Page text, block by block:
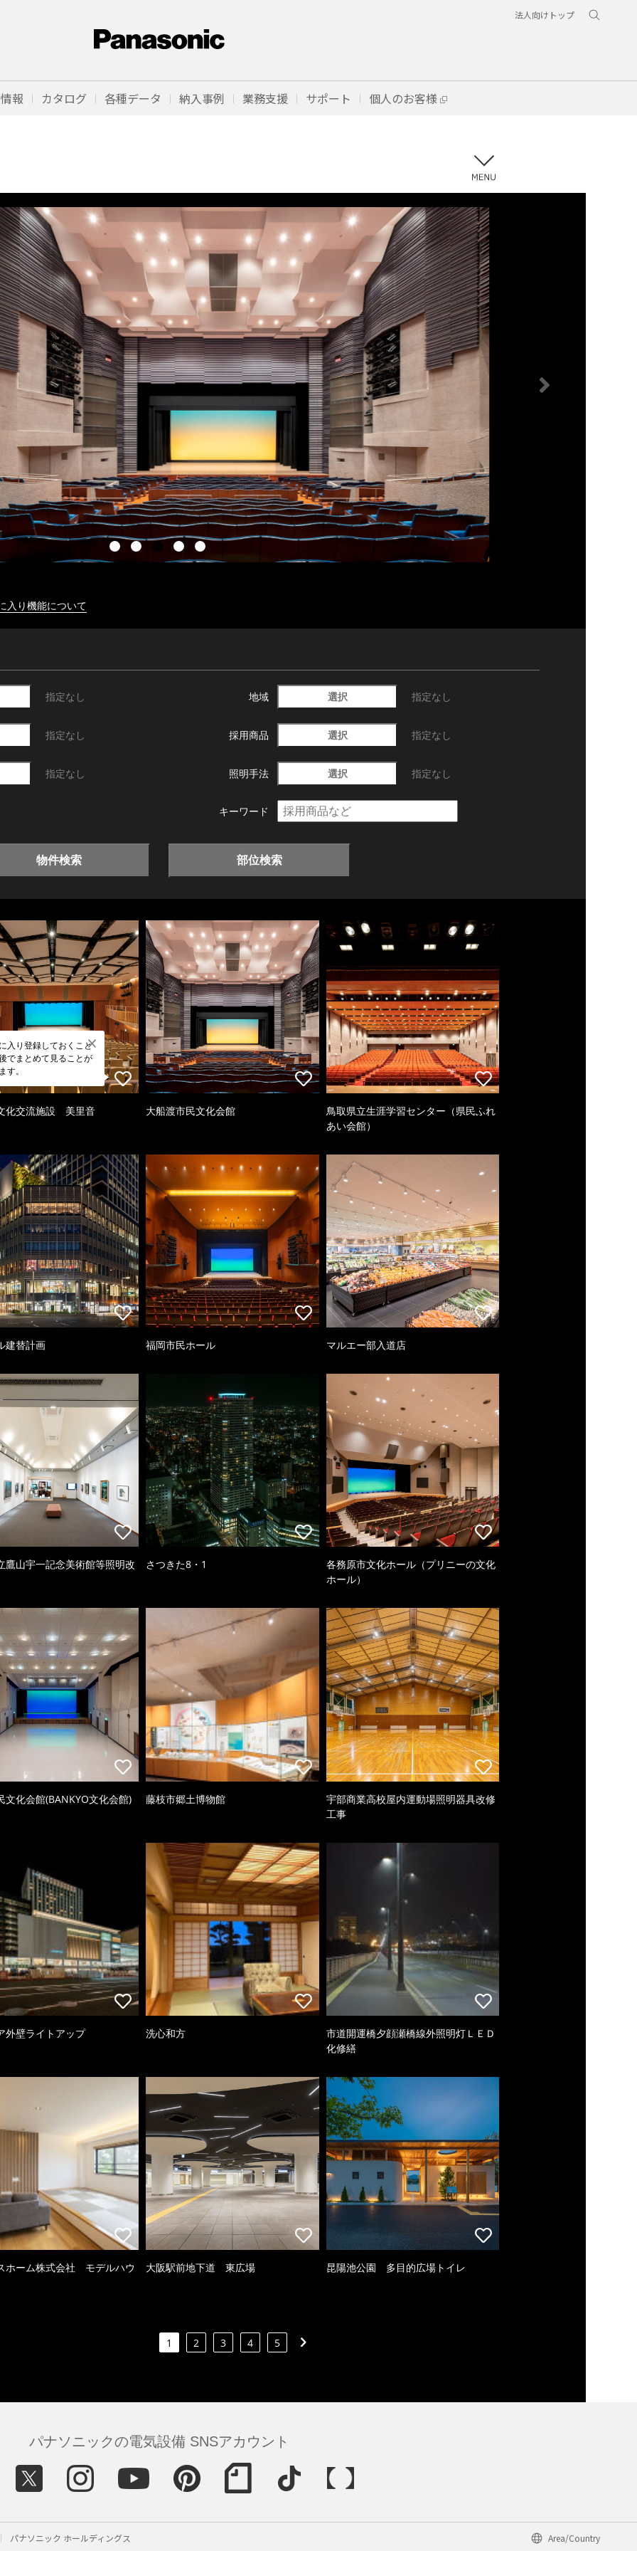
法人向けトップ
報 カタログ 各種データ 納入事例 業務支援 サポート 個人のお客様
入り機能について
指定なし 地域 選択 指定なし
指定なし 採用商品 選択 指定なし
指定なし 照明手法 選択 指定なし
キーワード
物件検索 部位検索
入り登録しておくこと
でまとめて見ることが
す。
化交流施設 美里音 大船渡市民文化会館
鳥取県立生涯学習センター（県民ふれ
あい会館）
建替計画 福岡市民ホール マルエー部入道店
鷹山宇一記念美術館等照明改 さつきた8・1
各務原市文化ホール（プリニーの文化
ホール）
文化会館(BANKYO文化会館) 藤枝市郷土博物館
宇部商業高校屋内運動場照明器具改修
工事
外壁ライトアップ 洗心和方
市道開運橋夕顔瀬橋線外照明灯ＬＥＤ
化修繕
ホーム株式会社 モデルハウ 大阪駅前地下道 東広場 昆陽池公園 多目的広場トイレ
1 2 3 4 5
パナソニックの電気設備 SNSアカウント
パナソニック ホールディングス Area/Country